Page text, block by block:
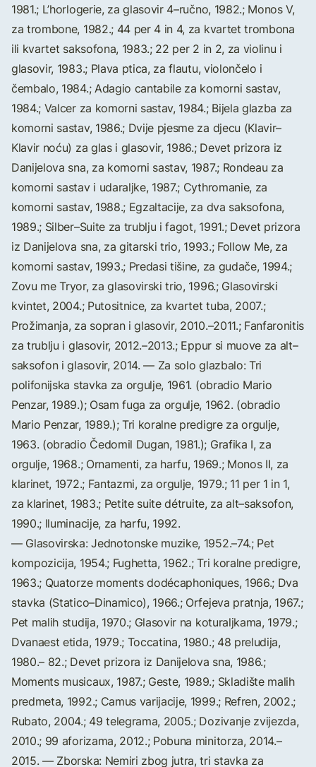
1981.; L’horlogerie, za glasovir 4–ručno, 1982.; Monos V,
za trombone, 1982.; 44 per 4 in 4, za kvartet trombona
ili kvartet saksofona, 1983.; 22 per 2 in 2, za violinu i
glasovir, 1983.; Plava ptica, za flautu, violončelo i
čembalo, 1984.; Adagio cantabile za komorni sastav,
1984.; Valcer za komorni sastav, 1984.; Bijela glazba za
komorni sastav, 1986.; Dvije pjesme za djecu (Klavir–
Klavir noću) za glas i glasovir, 1986.; Devet prizora iz
Danijelova sna, za komorni sastav, 1987.; Rondeau za
komorni sastav i udaraljke, 1987.; Cythromanie, za
komorni sastav, 1988.; Egzaltacije, za dva saksofona,
1989.; Silber–Suite za trublju i fagot, 1991.; Devet prizora
iz Danijelova sna, za gitarski trio, 1993.; Follow Me, za
komorni sastav, 1993.; Predasi tišine, za gudače, 1994.;
Zovu me Tryor, za glasovirski trio, 1996.; Glasovirski
kvintet, 2004.; Putositnice, za kvartet tuba, 2007.;
Prožimanja, za sopran i glasovir, 2010.–2011.; Fanfaronitis
za trublju i glasovir, 2012.–2013.; Eppur si muove za alt–
saksofon i glasovir, 2014. — Za solo glazbalo: Tri
polifonijska stavka za orgulje, 1961. (obradio Mario
Penzar, 1989.); Osam fuga za orgulje, 1962. (obradio
Mario Penzar, 1989.); Tri koralne predigre za orgulje,
1963. (obradio Čedomil Dugan, 1981.); Grafika I, za
orgulje, 1968.; Ornamenti, za harfu, 1969.; Monos II, za
klarinet, 1972.; Fantazmi, za orgulje, 1979.; 11 per 1 in 1,
za klarinet, 1983.; Petite suite détruite, za alt–saksofon,
1990.; Iluminacije, za harfu, 1992.
— Glasovirska: Jednotonske muzike, 1952.–74.; Pet
kompozicija, 1954.; Fughetta, 1962.; Tri koralne predigre,
1963.; Quatorze moments dodécaphoniques, 1966.; Dva
stavka (Statico–Dinamico), 1966.; Orfejeva pratnja, 1967.;
Pet malih studija, 1970.; Glasovir na koturaljkama, 1979.;
Dvanaest etida, 1979.; Toccatina, 1980.; 48 preludija,
1980.– 82.; Devet prizora iz Danijelova sna, 1986.;
Moments musicaux, 1987.; Geste, 1989.; Skladište malih
predmeta, 1992.; Camus varijacije, 1999.; Refren, 2002.;
Rubato, 2004.; 49 telegrama, 2005.; Dozivanje zvijezda,
2010.; 99 aforizama, 2012.; Pobuna minitorza, 2014.–
2015. — Zborska: Nemiri zbog jutra, tri stavka za